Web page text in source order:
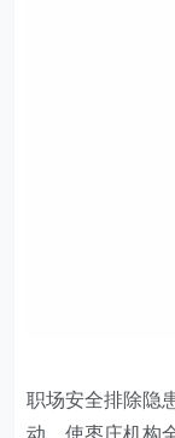
职场安全排除隐
动，使枣庄机构